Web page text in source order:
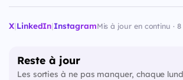
X|LinkedIn|InstagramMis à jour en continu ·
Reste à jour
Les sorties à ne pas manquer, chaque